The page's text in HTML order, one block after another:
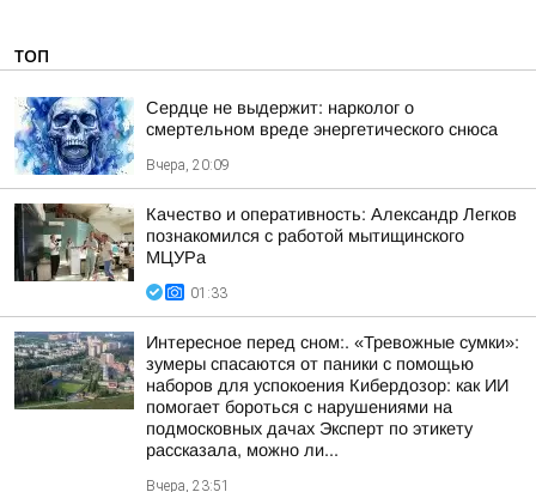
ТОП
Сердце не выдержит: нарколог о
смертельном вреде энергетического снюса
Вчера, 20:09
Качество и оперативность: Александр Легков
познакомился с работой мытищинского
МЦУРа
01:33
Интересное перед сном:. «Тревожные сумки»:
зумеры спасаются от паники с помощью
наборов для успокоения Кибердозор: как ИИ
помогает бороться с нарушениями на
подмосковных дачах Эксперт по этикету
рассказала, можно ли...
Вчера, 23:51